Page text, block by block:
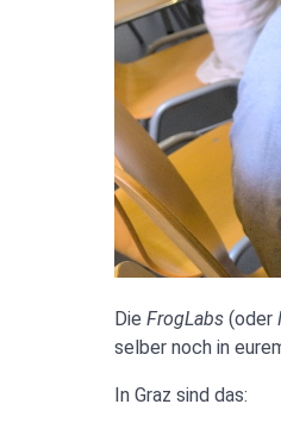
Die FrogLabs (oder
selber noch in
In Graz sind das: